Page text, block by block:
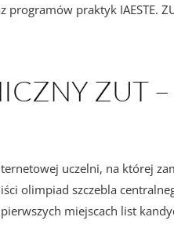
praktyk IAESTE.
ZUT –
uczelni, na której
olimpiad szczebla
miejscach list